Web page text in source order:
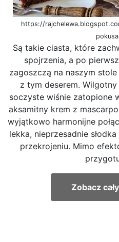
https://
Są takie ciasta, które
spojrzenia, a po
zagoszczą na naszym stole
z tym deserem.
soczyste wiśnie zatopione
aksamitny krem z
wyjątkowo harmonijne
lekka, nieprzesadnie
przekrojeniu. Mimo
Zobacz